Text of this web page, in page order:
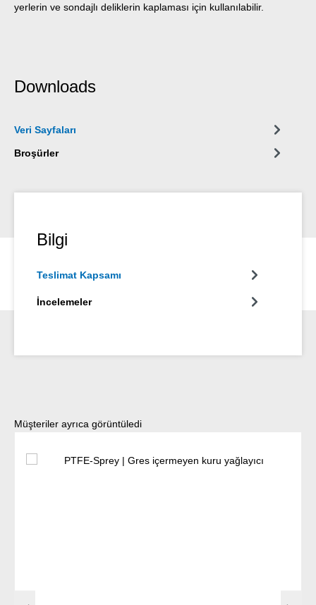
yerlerin ve sondajlı deliklerin kaplaması için kullanılabilir.
Downloads
Veri Sayfaları
Broşürler
Bilgi
Teslimat Kapsamı
İncelemeler
Ürün galerisini atla
Müşteriler ayrıca görüntüledi